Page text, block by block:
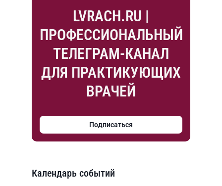
LVRACH.RU |
ПРОФЕССИОНАЛЬНЫЙ
ТЕЛЕГРАМ-КАНАЛ
ДЛЯ ПРАКТИКУЮЩИХ
ВРАЧЕЙ
Подписаться
Календарь событий